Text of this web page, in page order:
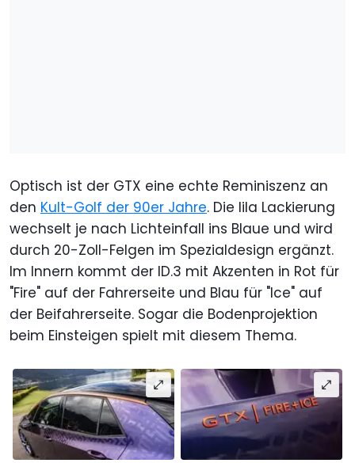
Optisch ist der GTX eine echte Reminiszenz an
den Kult-Golf der 90er Jahre. Die lila Lackierung
wechselt je nach Lichteinfall ins Blaue und wird
durch 20-Zoll-Felgen im Spezialdesign ergänzt.
Im Innern kommt der ID.3 mit Akzenten in Rot für
"Fire" auf der Fahrerseite und Blau für "Ice" auf
der Beifahrerseite. Sogar die Bodenprojektion
beim Einsteigen spielt mit diesem Thema.